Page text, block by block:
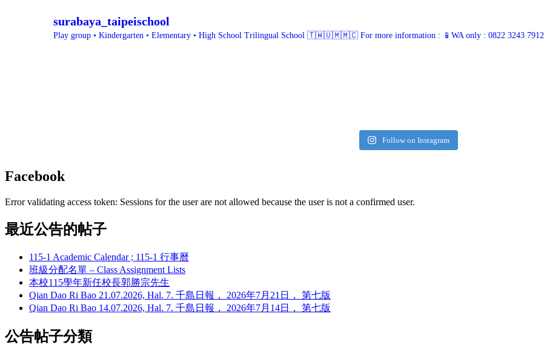
surabaya_taipeischool
Play group • Kindergarten • Elementary • High School Trilingual School 🇹🇼🇺🇲🇲🇨 For more information : 📱WA only : 0822 3243 7912
Follow on Instagram
Facebook
Error validating access token: Sessions for the user are not allowed because the user is not a confirmed user.
最近公告的帖子
115-1 Academic Calendar ; 115-1 行事曆
班級分配名單 – Class Assignment Lists
本校115學年新任校長郭勝宗先生
Qian Dao Ri Bao 21.07.2026, Hal. 7. 千島日報， 2026年7月21日， 第七版
Qian Dao Ri Bao 14.07.2026, Hal. 7. 千島日報， 2026年7月14日， 第七版
公告帖子分類